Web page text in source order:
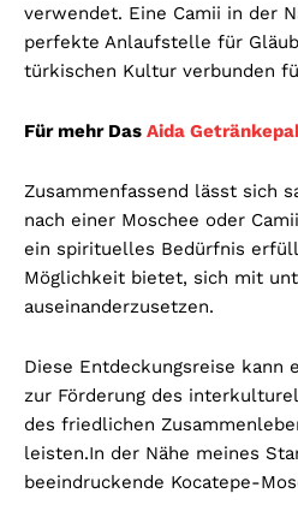
verwendet. Eine Camii in der
perfekte Anlaufstelle für
türkischen Kultur verbunden
Für mehr Das Aida
Zusammenfassend lässt sich
nach einer Moschee oder
ein spirituelles Bedürfnis
Möglichkeit bietet, sich mit
auseinanderzusetzen.
Diese Entdeckungsreise kann
zur Förderung des
des friedlichen
leisten.In der Nähe meines
beeindruckende Kocatepe-